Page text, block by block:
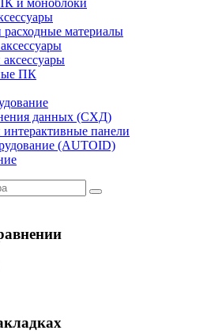
и моноблоки
расходные материалы
ПК
данных (СХД)
панели
(AUTOID)